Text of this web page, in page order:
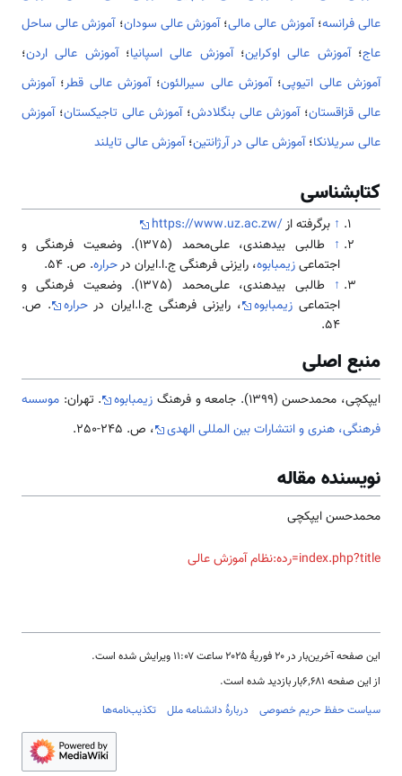
عالی فرانسه؛آموزش عالی مالی؛آموزش عالی سودان؛آموزش عالی ساحل
عاج؛آموزش عالی اوکراین؛آموزش عالی اسپانیا؛آموزش عالی اردن؛
آموزش عالی اتیوپی؛آموزش عالی سیرالئون؛آموزش عالی قطر؛آموزش
عالی قزاقستان؛آموزش عالی بنگلادش؛آموزش عالی تاجیکستان؛آموزش
عالی سریلانکا؛آموزش عالی در آرژانتین؛آموزش عالی تایلند
کتابشناسی
↑ برگرفته ازhttps://www.uz.ac.zw/
↑
طالبی بیدهندی، علی‌محمد (1375). وضعیت فرهنگی و
اجتماعیزیمبابوه، رایزنی فرهنگی ج.ا.ایران درحراره. ص. 54.
↑
طالبی بیدهندی، علی‌محمد (1375). وضعیت فرهنگی و
اجتماعی زیمبابوه ، رایزنی فرهنگی ج.ا.ایران در حراره
. ص.
54.
منبع اصلی
ایپکچی، محمدحسن (1399). جامعه و فرهنگ زیمبابوه . تهران: موسسه
فرهنگی، هنری و انتشارات بین المللی الهدی
، ص. 245-250.
نویسنده مقاله
محمدحسن ایپکچی
index.php?title=رده:نظام آموزش عالی
این صفحه آخرین‌بار در ‏۲۰ فوریهٔ ۲۰۲۵ ساعت ‏۱۱:۰۷ ویرایش شده است.
از این صفحه ۶٬۶۸۱بار بازدید شده است.
سیاست حفظ حریم خصوصی
دربارهٔ دانشنامه ملل تکذیب‌نامه‌ها